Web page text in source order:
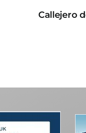
Callejero